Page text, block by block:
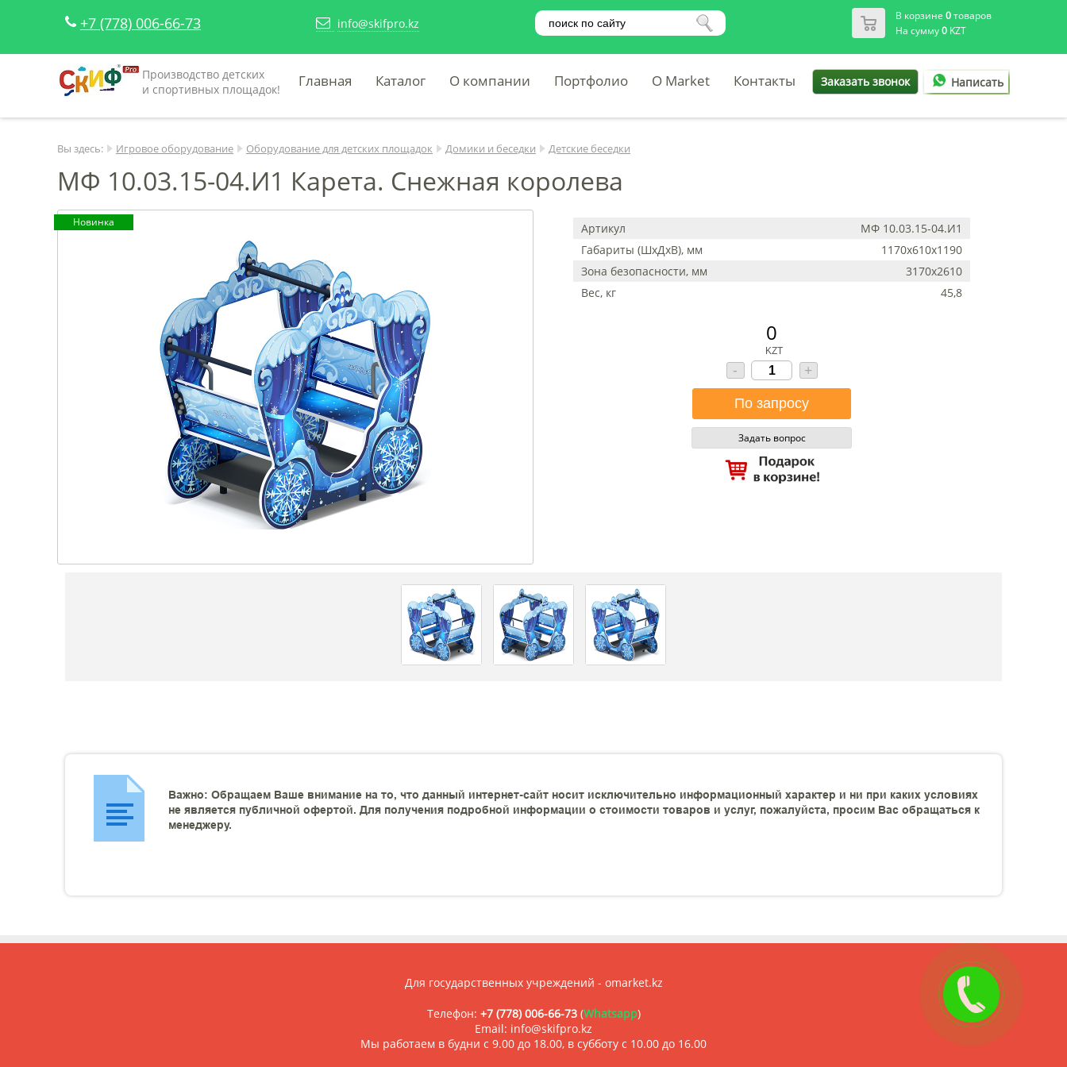
+7 (778) 006-66-73 info@skifpro.kz В корзине 0товаров
На сумму0KZT
Производство детских
и спортивных площадок!
Главная Каталог О компании Портфолио O Market Контакты Заказать звонок Написать
Вы здесь: Игровое оборудование Оборудование для детских площадок Домики и беседки Детские беседки
МФ 10.03.15-04.И1 Карета. Снежная королева
Новинка Артикул
МФ 10.03.15-04.И1
Габариты (ШхДхВ), мм
1170x610x1190
Зона безопасности, мм
3170х2610
Вес, кг
45,8
0
KZT
- +
Задать вопрос
Важно: Обращаем Ваше внимание на то, что данный интернет-сайт носит исключительно информационный характер и ни при каких условиях
не является публичной офертой. Для получения подробной информации о стоимости товаров и услуг, пожалуйста, просим Вас обращаться к
менеджеру.
Для государственных учреждений - omarket.kz
Телефон: +7 (778) 006-66-73(Whatsapp)
Email: info@skifpro.kz
Мы работаем в будни с 9.00 до 18.00, в субботу с 10.00 до 16.00